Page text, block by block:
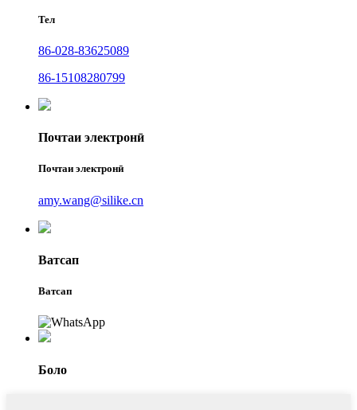
Тел
86-028-83625089
86-15108280799
Почтаи электронӣ
Почтаи электронӣ
amy.wang@silike.cn
Ватсап
Ватсап
Боло